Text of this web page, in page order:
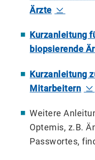
Ärzte
Kurzanleitung
biopsierende
Kurzanleitung
Mitarbeitern
Weitere
Optemis, z.B.
Passwortes,